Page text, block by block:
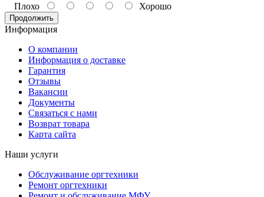
Плохо
Хорошо
Продолжить
Информация
О компании
Информация о доставке
Гарантия
Отзывы
Вакансии
Документы
Связаться с нами
Возврат товара
Карта сайта
Наши услуги
Обслуживание оргтехники
Ремонт оргтехники